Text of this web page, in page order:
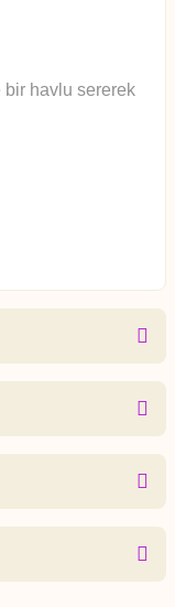
bir havlu sererek
ve diğer konularda
tarafımıza